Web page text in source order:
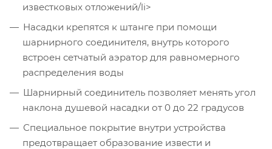
известковых отложений/li>
Насадки крепятся к штанге при помощи
шарнирного соединителя, внутрь которого
встроен сетчатый аэратор для равномерного
распределения воды
Шарнирный соединитель позволяет менять угол
наклона душевой насадки от 0 до 22 градусов
Специальное покрытие внутри устройства
предотвращает образование извести и